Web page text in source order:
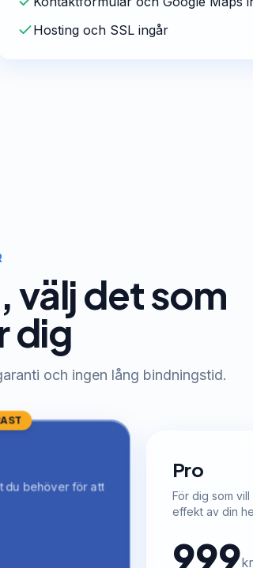
Hosting och SSL ingår
välj det som
dig
och ingen lång bindningstid.
du behöver för att
Pro
För dig som
effekt av din
999